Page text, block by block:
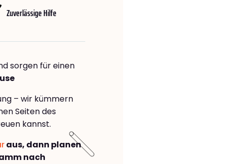
Zuverlässige Hilfe
sorgen für einen
– wir kümmern
Seiten des
kannst.
aus, dann planen
nach